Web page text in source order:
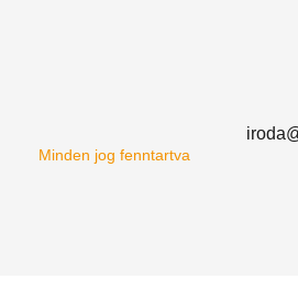
Minden jog fenntartva